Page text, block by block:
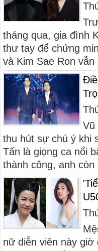
tháng qua, gia đình
thư tay để chứng
và Kim Sae Ron
Vũ
thu hút sự chú ý khi
Tấn là giọng ca nổi
thành công, anh
nữ diễn viên này